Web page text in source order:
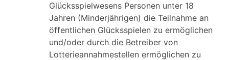
Glücksspielwesens Personen unter 18
Jahren (Minderjährigen) die Teilnahme an
öffentlichen Glücksspielen zu ermöglichen
und/oder durch die Betreiber von
Lotterieannahmestellen ermöglichen zu